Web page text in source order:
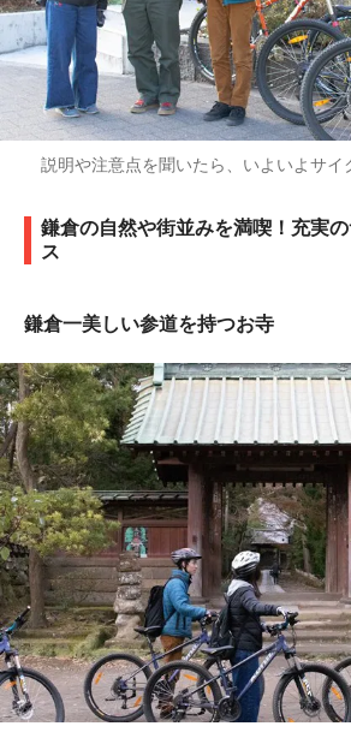
説明や注意点を聞いたら、いよいよサイ
鎌倉の自然や街並みを満喫！充実
ス
鎌倉一美しい参道を持つお寺